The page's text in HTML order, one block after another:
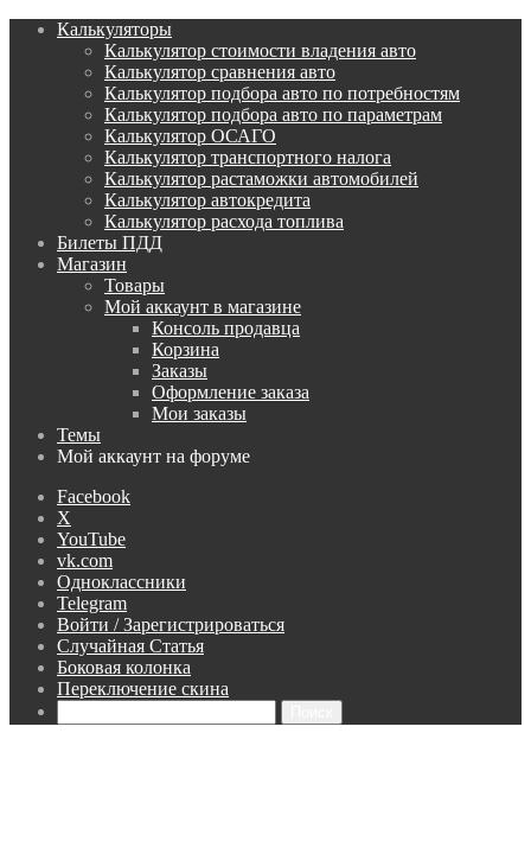
Калькуляторы
Калькулятор стоимости владения авто
Калькулятор сравнения авто
Калькулятор подбора авто по потребностям
Калькулятор подбора авто по параметрам
Калькулятор ОСАГО
Калькулятор транспортного налога
Калькулятор растаможки автомобилей
Калькулятор автокредита
Калькулятор расхода топлива
Билеты ПДД
Магазин
Товары
Мой аккаунт в магазине
Консоль продавца
Корзина
Заказы
Оформление заказа
Мои заказы
Темы
Мой аккаунт на форуме
Facebook
X
YouTube
vk.com
Одноклассники
Telegram
Войти / Зарегистрироваться
Случайная Статья
Боковая колонка
Переключение скина